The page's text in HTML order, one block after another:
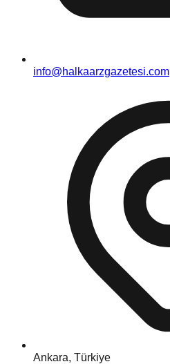
info@halkaarzgazetesi.com
Ankara, Türkiye